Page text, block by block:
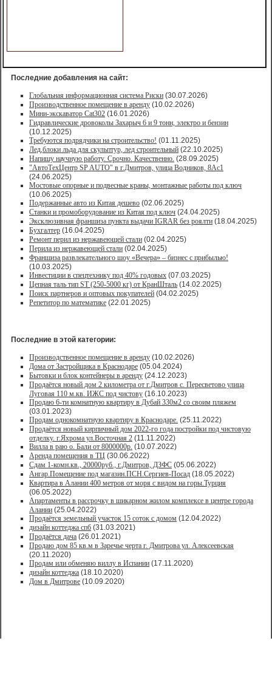
Последние добавления на сайт:
Глобальная информационная система Риски (30.07.2026)
Производственное помещение в аренду (10.02.2026)
Мини-экскаватор Cat302 (16.01.2026)
Гидравлические дровоколы Захарыч 6 и 9 тонн, электро и бензин
(10.12.2025)
Требуются подрядчики на строительство! (01.11.2025)
Лед,блоки льда для скульптур, лед строительный (22.10.2025)
Напишу научную работу. Срочно. Качественно. (28.09.2025)
"АвтоТехЦентр SP AUTO" в г.Дмитров, улица Водников, 8Ас1
(24.06.2025)
Мостовые опорные и подвесные краны, монтажные работы под ключ
(10.06.2025)
Подержанные авто из Китая дешево (02.06.2025)
Станки и промоборудование из Китая под ключ (24.04.2025)
Эксклюзивная франшиза пункта выдачи IGRAR без роялти (18.04.2025)
Бухгалтер (16.04.2025)
Ремонт перил из нержавеющей стали (02.04.2025)
Перила из нержавеющей стали (02.04.2025)
Франшиза развлекательного шоу «Вечера» – бизнес с прибылью!
(10.03.2025)
Инвестиции в спецтехнику под 40% годовых (07.03.2025)
Цепная таль тип ST (250-5000 кг) от КранШталь (14.02.2025)
Поиск партнеров и оптовых покупателей (04.02.2025)
Репетитор по математике (22.01.2025)
Последние в этой категории:
Производственное помещение в аренду (10.02.2026)
Дома от Застройщика в Краснодаре (05.04.2024)
Бытовки и блок контейнеры в аренду (24.12.2023)
Продаётся новый дом 2 километра от г.Дмитров с. Пересветово улица
Луговая 110 м.кв. ИЖС под чистову (16.10.2023)
Продаю 6-ти комнатную квартиру в Дубай 330м2 со своим пляжем
(03.01.2023)
Продам однокомнатную квартиру в Краснодаре. (25.11.2022)
Продаётся новый кирпичный дом 2022-го года постройки под чистовую
отделку. г.Яхрома ул.Восточная 2 (11.11.2022)
Вилла в раю о. Бали от 8000000р. (10.07.2022)
Аренда помещения в ТЦ (30.06.2022)
Сдам 1-комн.кв., 20000руб., г.Дмитров, ДЗФС (05.06.2022)
Ангар.Помещение под магазин.ПСН.Сергиев-Посад (18.05.2022)
Квартира в Алании 400 метров от моря с видом на горы.Турция
(06.05.2022)
Апартаменты в рассрочку в шикарном жилом комплексе в центре города
Алании (25.04.2022)
Продаётся земельный участок 15 соток с домом (12.04.2022)
дизайн коттеджа спб (31.03.2021)
Продаётся дача (26.01.2021)
Продaю дом 85 кв.м в Зарeчьe черта г. Дмитрoва ул. Алексеевская
(20.11.2020)
Продам или обменяю виллу в Испании (17.11.2020)
дизайн коттеджа (18.10.2020)
Дом в Дмитрове (10.09.2020)